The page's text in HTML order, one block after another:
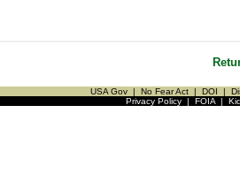
USA Gov | No Fear Act | DOI |
Privacy Policy| FOIA|